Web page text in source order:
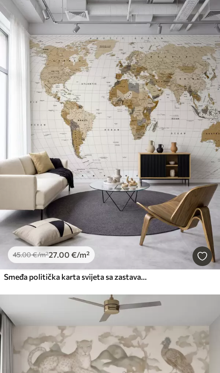
45.00€/m²27.00 €/m²
Smeđa politička karta svijeta sa zastavama na engleskom jeziku